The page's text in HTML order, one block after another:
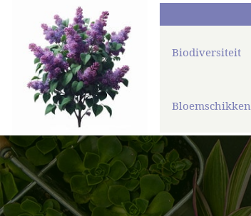
Biodiversiteit
Bloemschikken